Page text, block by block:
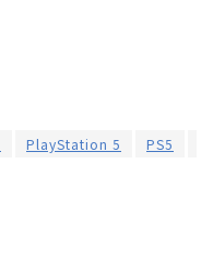
PlayStation 5 PS5